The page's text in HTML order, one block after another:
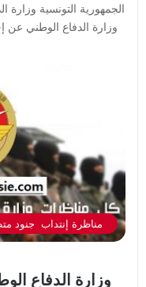
الجمهورية التونسية
وزارة الدفاع الوطني عن